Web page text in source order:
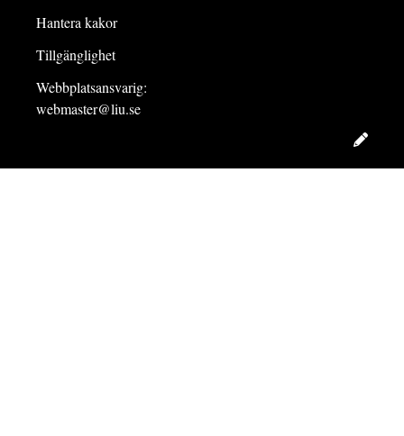
Hantera kakor
Tillgänglighet
Webbplatsansvarig:
webmaster@liu.se